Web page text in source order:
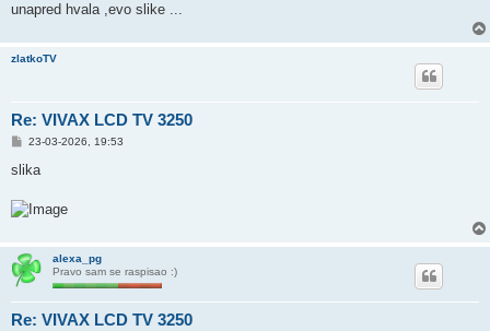
unapred hvala ,evo slike ...
zlatkoTV
Re: VIVAX LCD TV 3250
P
s
23-03-2026, 19:53
slika
alexa_pg
Pravo sam se raspisao :)
Re: VIVAX LCD TV 3250